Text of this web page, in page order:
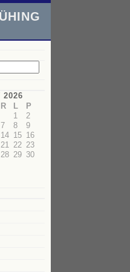
2026
R L
P
1
2
7 8
9
14 15 16
21 22 23
28 29 30